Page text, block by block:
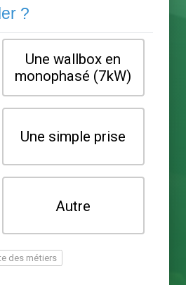
type de borne
installer ?
wallbox en
prise renforcée
greenup)